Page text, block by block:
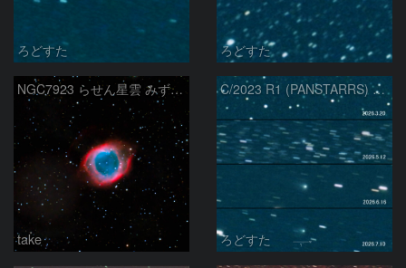
ろどすた ろどすた
NGC7923 らせん星雲 みずがめ座
take
C/2023 R1 (PANSTARRS) の変化
ろどすた